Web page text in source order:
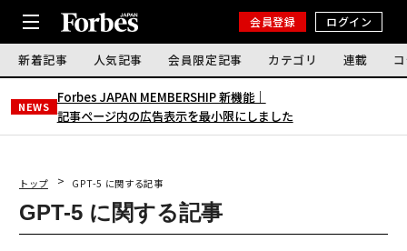
会員登録 ログイン
新着記事 人気記事 会員限定記事 カテゴリ 連載
NEWS
Forbes JAPAN MEMBERSHIP 新機能｜
記事ページ内の広告表示を最小限にしました
トップ GPT-5 に関する記事
GPT-5 に関する記事